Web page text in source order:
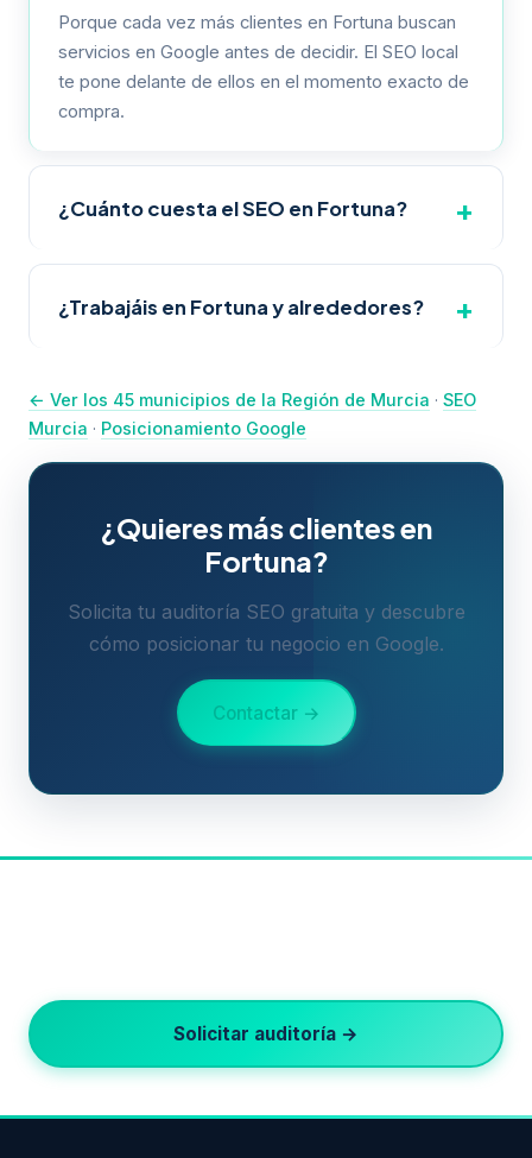
Porque cada vez más clientes en Fortuna buscan
servicios en Google antes de decidir. El SEO local
te pone delante de ellos en el momento exacto de
compra.
¿Cuánto cuesta el SEO en Fortuna?
Depende del sector y competencia local.
500€/mes. Ofrecemos auditoría gratuita con
¿Trabajáis en Fortuna y alrededores?
y cubrimos los 45 municipios de la Región de
Murcia con estrategias de SEO local
← Ver los 45 municipios de la Región de Murcia · SEO
Murcia · Posicionamiento Google
¿Quieres más clientes en
Fortuna?
Solicita tu auditoría SEO gratuita y descubre
cómo posicionar tu negocio en Google.
Contactar →
Solicitar auditoría →